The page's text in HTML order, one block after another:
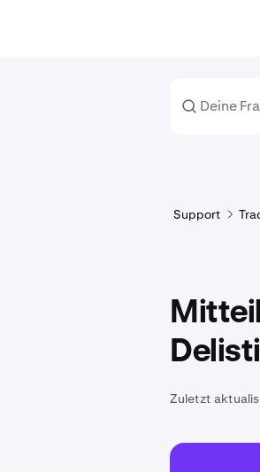
Support
Zuletzt